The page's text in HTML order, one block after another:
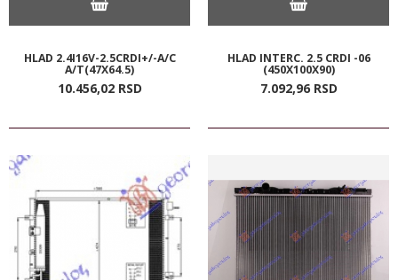
HLAD 2.4I16V-2.5CRDI+/-A/C
A/T(47X64.5)
10.456,02 RSD
HLAD INTERC. 2.5 CRDI -06
(450X100X90)
7.092,96 RSD